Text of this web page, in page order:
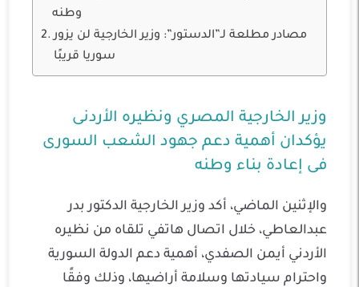
وطنه
مصادر مطلعة لـ”الدستور”: وزير الخارجية لن يزور
سوريا قريبًا
وزير الخارجية المصري ونظيره الأردنى
يؤكدان أهمية دعم جهود الشعب السورى
فى إعادة بناء وطنه
والإثنين الماضي، أكد وزير الخارجية الدكتور بدر
عبدالعاطي، خلال اتصال هاتفي تلقاه من نظيره
الأردني أيمن الصفدي، أهمية دعم الدولة السورية
واحترام سيادتها وسلامة أراضيها، وذلك وفقًا